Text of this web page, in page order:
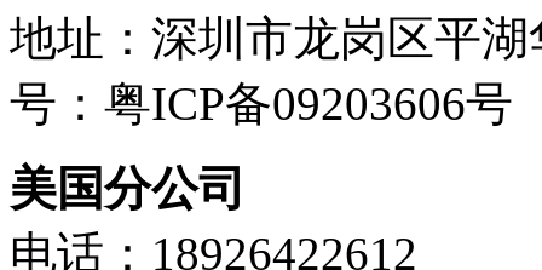
地址：深圳市龙岗区平
号：粤ICP备09203606号
美国分公司
电话：18926422612